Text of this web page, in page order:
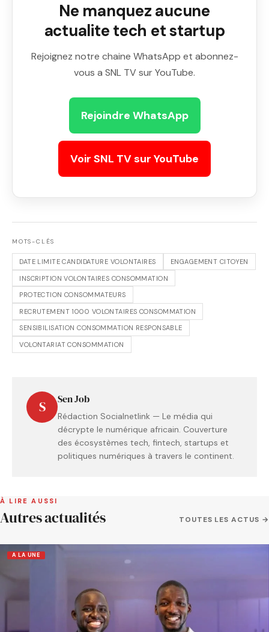
Ne manquez aucune
actualite tech et startup
Rejoignez notre chaine WhatsApp et abonnez-
vous a SNL TV sur YouTube.
Rejoindre WhatsApp
Voir SNL TV sur YouTube
MOTS-CLÉS
DATE LIMITE CANDIDATURE VOLONTAIRES
ENGAGEMENT CITOYEN
INSCRIPTION VOLONTAIRES CONSOMMATION
PROTECTION CONSOMMATEURS
RECRUTEMENT 1000 VOLONTAIRES CONSOMMATION
SENSIBILISATION CONSOMMATION RESPONSABLE
VOLONTARIAT CONSOMMATION
S Sen Job
Rédaction Socialnetlink — Le média qui
décrypte le numérique africain. Couverture
des écosystèmes tech, fintech, startups et
politiques numériques à travers le continent.
À LIRE AUSSI
Autres actualités TOUTES LES ACTUS →
A LA UNE